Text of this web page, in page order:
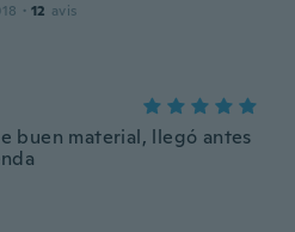
· 12 avis
buen material, llegó antes